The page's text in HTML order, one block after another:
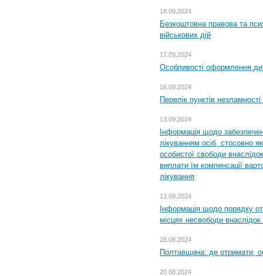
18.09.2024
Безкоштовна правова та
військових дій
17.09.2024
Особливості оформлення
16.09.2024
Перелік пунктів
13.09.2024
Інформація щодо
лікуванням осіб, стосовно
особистої свободи
виплати їм компенсації
лікування
13.09.2024
Інформація щодо порядку
місцях несвободи внаслідок
28.08.2024
Полтавщина: де отримати,
20.08.2024